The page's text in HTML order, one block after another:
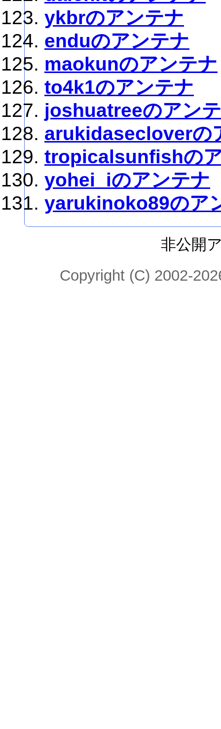
ykbrのアンテナ
enduのアンテナ
maokunのアンテナ
to4k1のアンテナ
joshuatreeのアン
arukidasecloverの
tropicalsunfishの
yohei_iのアンテナ
yarukinoko89のア
非公開
Copyright (C) 2002-